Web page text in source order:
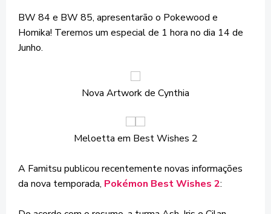
BW 84 e BW 85, apresentarão o Pokewood e
Homika! Teremos um especial de 1 hora no dia 14 de
Junho.
Nova Artwork de Cynthia
Meloetta em Best Wishes 2
A Famitsu publicou recentemente novas informações
da nova temporada, Pokémon Best Wishes 2: